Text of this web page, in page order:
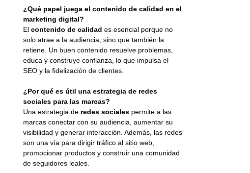
¿Qué papel juega el contenido de calidad en el
marketing digital?
El contenido de calidad es esencial porque no
solo atrae a la audiencia, sino que también la
retiene. Un buen contenido resuelve problemas,
educa y construye confianza, lo que impulsa el
SEO y la fidelización de clientes.
¿Por qué es útil una estrategia de redes
sociales para las marcas?
Una estrategia de redes sociales permite a las
marcas conectar con su audiencia, aumentar su
visibilidad y generar interacción. Además, las redes
son una vía para dirigir tráfico al sitio web,
promocionar productos y construir una comunidad
de seguidores leales.